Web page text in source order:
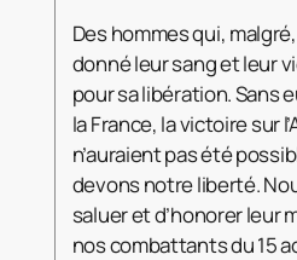
Des hommes qui,
donné leur sang et leur
pour sa libération. Sans
la France, la victoire sur
n’auraient pas été
devons notre liberté.
saluer et d’honorer leur
nos combattants du 15